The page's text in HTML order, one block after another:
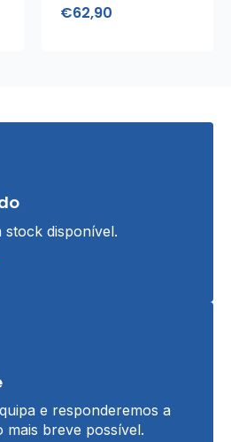
€62,90
disponível.
e responderemos a
mais breve possível.